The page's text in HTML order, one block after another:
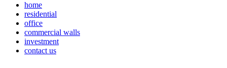
home
residential
office
commercial walls
investment
contact us